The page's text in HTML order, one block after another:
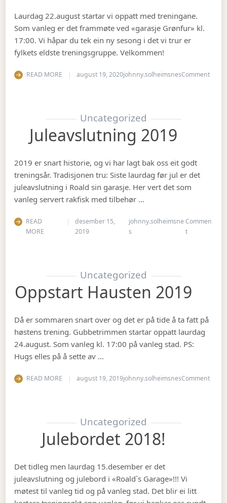
Laurdag 22.august startar vi oppatt med treningane.
Som vanleg er det frammøte ved «garasje Grønfur» kl.
17:00. Vi håpar du tek ein ny sesong i det vi trur er
fylkets eldste treningsgruppe. Velkommen!
READ MORE august 19, 2020johnny.solheimsnesCommenton
Uncategorized
Juleavslutning 2019
2019 er snart historie, og vi har lagt bak oss eit godt
treningsår. Tradisjonen tru: Siste laurdag før jul er det
juleavslutning i Roald sin garasje. Her vert det som
vanleg servert rakfisk med tilbehør …
READ
MORE
desember 15,
2019
johnny.solheimsne
s
Commen
ton
Uncategorized
Oppstart Hausten 2019
Då er sommaren snart over og det er på tide å ta fatt på
høstens trening. Gubbetrimmen startar oppatt laurdag
24.august. Som vanleg kl. 17:00 på vanleg stad. PS:
Hugs elles på å sette av …
READ MORE august 19, 2019johnny.solheimsnesCommenton
Uncategorized
Julebordet 2018!
Det tidleg men laurdag 15.desember er det
juleavslutning og julebord i «Roald`s Garage»!!! Vi
møtest til vanleg tid og på vanleg stad. Det blir ei litt